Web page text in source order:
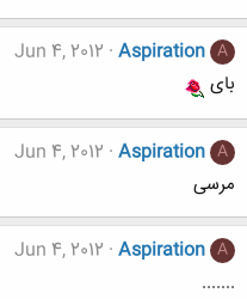
A
Aspiration
Jun 4, 2012
بای
A
Aspiration
Jun 4, 2012
مرسی
A
Aspiration
Jun 4, 2012
.......